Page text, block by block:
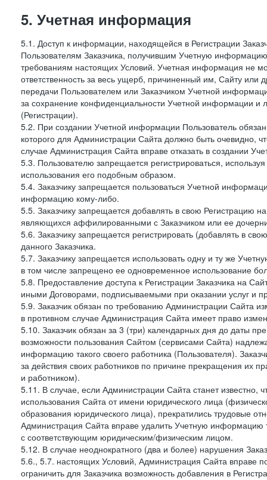
5. Учетная информация
5.1. Доступ к информации, находящейся в Регистрации
Пользователям Заказчика, получившим Учетную
требованиям настоящих Условий. Учетная информация не
ответственность за весь ущерб, причиненный им, Сайту
передачи Пользователем или Заказчиком Учетной
за сохранение конфиденциальности Учетной информации
(Регистрации).
5.2. При создании Учетной информации Пользователь
которого для Администрации Сайта должно быть очевидно,
случае Администрация Сайта вправе отказать в создании
5.3. Пользователю запрещается регистрироваться,
использования его подобным образом.
5.4. Заказчику запрещается пользоваться Учетной
информацию кому-либо.
5.5. Заказчику запрещается добавлять в свою Регистрацию
являющихся аффилированными с Заказчиком или ее
5.6. Заказчику запрещается регистрировать (добавлять в
данного Заказчика.
5.7. Заказчику запрещается использовать одну и ту же
в том числе запрещено ее одновременное использование
5.8. Предоставление доступа к Регистрации Заказчика на
иными Договорами, подписываемыми при оказании услуг и
5.9. Заказчик обязан по требованию Администрации Сайта
в противном случае Администрация Сайта имеет право
5.10. Заказчик обязан за 3 (три) календарных дня до даты
возможности пользования Сайтом (сервисами Сайта)
информацию такого своего работника (Пользователя).
за действия своих работников по причине прекращения их
и работником).
5.11. В случае, если Администрации Сайта станет
использования Сайта от имени юридического лица
образования юридического лица), прекратились трудовые
Администрация Сайта вправе удалить Учетную информацию
с соответствующим юридическим/физическим лицом.
5.12. В случае неоднократного (два и более) нарушения
5.6., 5.7. настоящих Условий, Администрация Сайта вправе
ограничить для Заказчика возможность добавления в